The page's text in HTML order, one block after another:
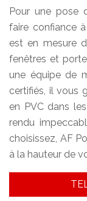
Pour une pose
faire confiance
est en mesure
fenêtres et
une équipe de
certifiés, il vous
en PVC dans
rendu
choisissez, AF
à la hauteur de